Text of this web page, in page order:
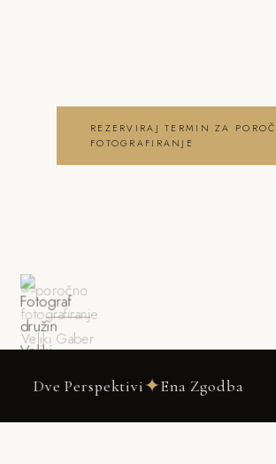
REZERVIRAJ TERMIN ZA
FOTOGRAFIRANJE
✦Ena Zgodba